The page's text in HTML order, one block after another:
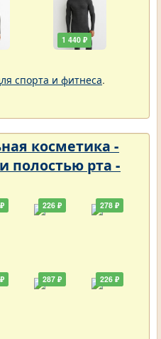
1 440 ₽
спорта и фитнеса.
косметика -
полостью рта -
226 ₽
287 ₽
278 ₽
226 ₽